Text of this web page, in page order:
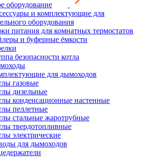
оборудование
и комплектующие для
оборудования
питания для комнатных термостатов
и буферные ёмкости
безопасности котла
для дымоходов
газовые
дизельные
конденсационные настенные
пеллетные
стальные жаротрубные
твердотопливные
электрические
для дымоходов